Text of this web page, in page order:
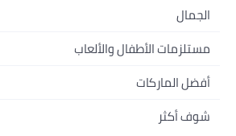
المنزلية
والسفرة
المنزلبالشعر
بالبشرة
الأطفال والألعاب
والتغذية